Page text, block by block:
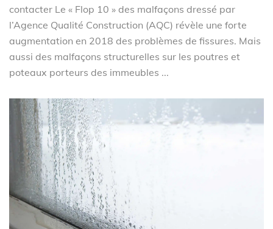
contacter Le « Flop 10 » des malfaçons dressé par
l’Agence Qualité Construction (AQC) révèle une forte
augmentation en 2018 des problèmes de fissures. Mais
aussi des malfaçons structurelles sur les poutres et
poteaux porteurs des immeubles ...